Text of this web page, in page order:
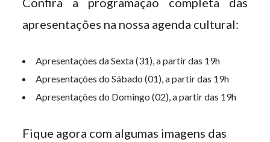
apresentações na nossa agenda cultural:
Apresentações da Sexta (31), a partir das 19h
Apresentações do Sábado (01), a partir das 19h
Apresentações do Domingo (02), a partir das 19h
Fique agora com algumas imagens das